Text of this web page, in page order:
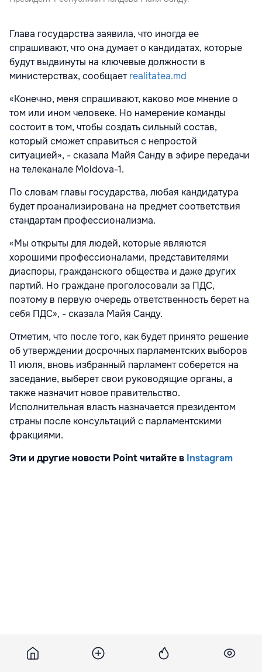
Глава государства заявила, что иногда ее
спрашивают, что она думает о кандидатах, которые
будут выдвинуты на ключевые должности в
министерствах, сообщаетrealitatea.md
«Конечно, меня спрашивают, каково мое мнение о
том или ином человеке. Но намерение команды
состоит в том, чтобы создать сильный состав,
который сможет справиться с непростой
ситуацией», - сказала Майя Санду в эфире передачи
на телеканале Moldova-1.
По словам главы государства, любая кандидатура
будет проанализирована на предмет соответствия
стандартам профессионализма.
«Мы открыты для людей, которые являются
хорошими профессионалами, представителями
диаспоры, гражданского общества и даже других
партий. Но граждане проголосовали за ПДС,
поэтому в первую очередь ответственность берет на
себя ПДС», - сказала Майя Санду.
Отметим, что после того, как будет принято решение
об утверждении досрочных парламентских выборов
11 июля, вновь избранный парламент соберется на
заседание, выберет свои руководящие органы, а
также назначит новое правительство.
Исполнительная власть назначается президентом
страны после консультаций с парламентскими
фракциями.
Эти и другие новости Point читайте в Instagram